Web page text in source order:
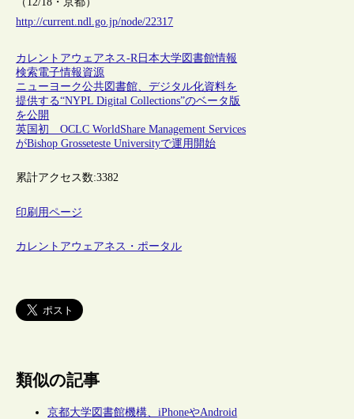
http://current.ndl.go.jp/node/22317
カレントアウェアネス-R日本大学図書館情報
検索電子情報資源
ニューヨーク公共図書館、デジタル化資料を
提供する“NYPL Digital Collections”のベータ版
を公開
英国初 OCLC WorldShare Management Services
がBishop Grosseteste Universityで運用開始
累計アクセス数:3382
印刷用ページ
カレントアウェアネス・ポータル
類似の記事
京都大学図書館機構、iPhoneやAndroid